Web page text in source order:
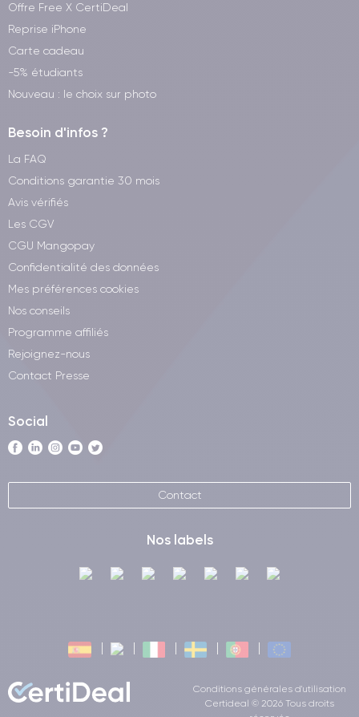
Offre Free X CertiDeal
Reprise iPhone
Carte cadeau
-5% étudiants
Nouveau : le choix sur photo
Besoin d'infos ?
La FAQ
Conditions garantie 30 mois
Avis vérifiés
Les CGV
CGU Mangopay
Confidentialité des données
Mes préférences cookies
Nos conseils
Programme affiliés
Rejoignez-nous
Contact Presse
Social
Contact
Nos labels
Conditions générales d'utilisation
Certideal © 2026 Tous droits